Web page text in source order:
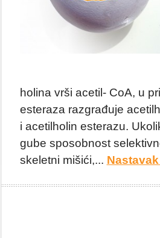
holina vrši acetil- CoA, u
esteraza razgrađuje
i acetilholin esterazu.
gube sposobnost
skeletni mišići,...